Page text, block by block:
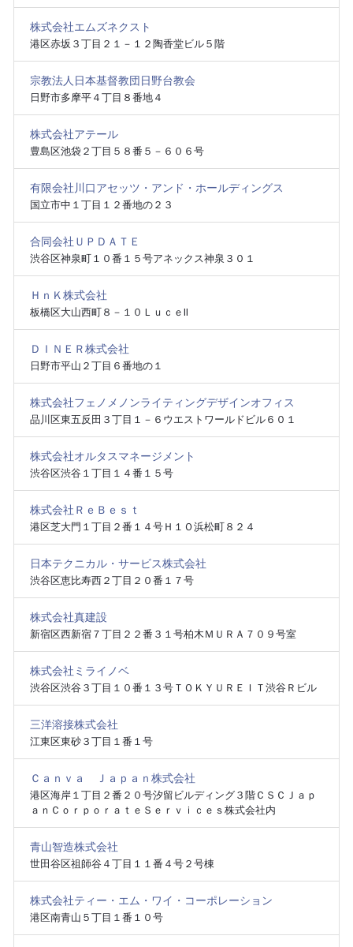
株式会社エムズネクスト
港区赤坂３丁目２１－１２陶香堂ビル５階
宗教法人日本基督教団日野台教会
日野市多摩平４丁目８番地４
株式会社アテール
豊島区池袋２丁目５８番５－６０６号
有限会社川口アセッツ・アンド・ホールディングス
国立市中１丁目１２番地の２３
合同会社ＵＰＤＡＴＥ
渋谷区神泉町１０番１５号アネックス神泉３０１
ＨｎＫ株式会社
板橋区大山西町８－１０ＬｕｃｅⅡ
ＤＩＮＥＲ株式会社
日野市平山２丁目６番地の１
株式会社フェノメノンライティングデザインオフィス
品川区東五反田３丁目１－６ウエストワールドビル６０１
株式会社オルタスマネージメント
渋谷区渋谷１丁目１４番１５号
株式会社ＲｅＢｅｓｔ
港区芝大門１丁目２番１４号Ｈ１Ｏ浜松町８２４
日本テクニカル・サービス株式会社
渋谷区恵比寿西２丁目２０番１７号
株式会社真建設
新宿区西新宿７丁目２２番３１号柏木ＭＵＲＡ７０９号室
株式会社ミライノベ
渋谷区渋谷３丁目１０番１３号ＴＯＫＹＵＲＥＩＴ渋谷Ｒビル
三洋溶接株式会社
江東区東砂３丁目１番１号
Ｃａｎｖａ Ｊａｐａｎ株式会社
港区海岸１丁目２番２０号汐留ビルディング３階ＣＳＣＪａｐ
ａｎＣｏｒｐｏｒａｔｅＳｅｒｖｉｃｅｓ株式会社内
青山智造株式会社
世田谷区祖師谷４丁目１１番４号２号棟
株式会社ティー・エム・ワイ・コーポレーション
港区南青山５丁目１番１０号